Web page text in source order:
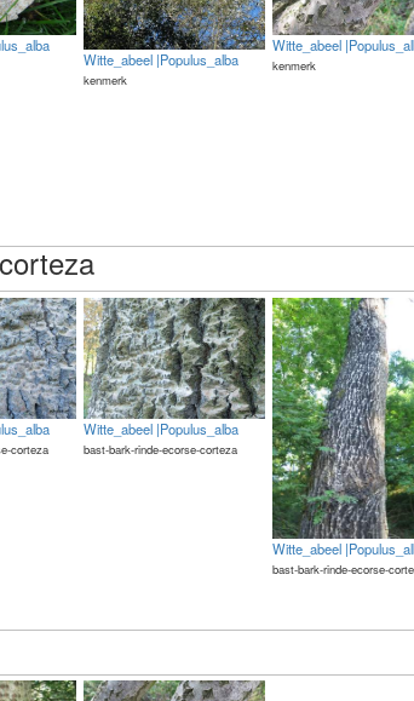
Witte_abeel |Populus_alba
kenmerk
Witte_abeel
kenmerk
corteza
Witte_abeel |Populus_alba
bast-bark-rinde-ecorse-corteza
Witte_abeel
bast-bark-rinde-ecorse-